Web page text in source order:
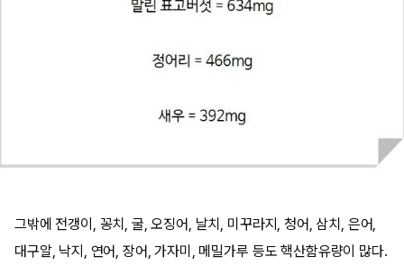
그밖에 전갱이, 꽁치, 굴, 오징어, 날치, 미꾸라지, 청어, 삼치, 은어,
대구알, 낙지, 연어, 장어, 가자미, 메밀가루 등도 핵산함유량이 많다.